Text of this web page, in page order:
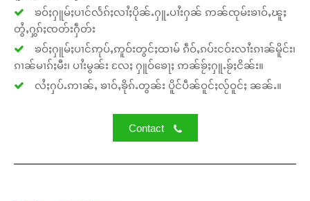
ၶဝ်ႈႁူမ်ႈပၢင်လႅၵ်ႈလၢႆႈပိုၼ်ႉႁူႉပၢႆးႁၼ် ဢၼ်ၸုမ်းၶၢဝ်ႇၽူႈ
တွႆႇႁွၵ်ႈၸတ်းႁဵတ်း
ၶဝ်ႈႁူမ်ႈပၢင်ဢုပ်ႇဢူဝ်းတွင်ႈထၢမ် ၵဵဝ်ႇၵပ်းငဝ်းလၢႆးၵၢၼ်မိူင်း၊
ၵၢၼ်မၢၵ်ႈမီး၊ ပၢႆးမွၼ်း လႄႈ ႁူဝ်ၶေႃႈ ဢၼ်ၶႂ်ႈႁူႉၶႂ်ႈငိၼ်း။
လႆႈႁပ်ႉဢၢၼ်ႇ ၶၢဝ်ႇၶိုၵ်ႉတွၼ်း ပိူင်ပဵၼ်ဝူင်ႈလႂ်ဝူင်ႈ ၼၼ်ႉ။
Contact